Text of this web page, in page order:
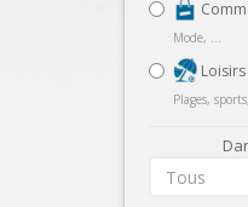
Mode, ...
Loisirs
Plages,
Tous